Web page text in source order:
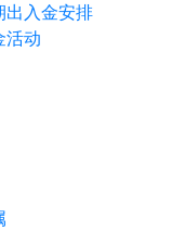
出入金安排
活动